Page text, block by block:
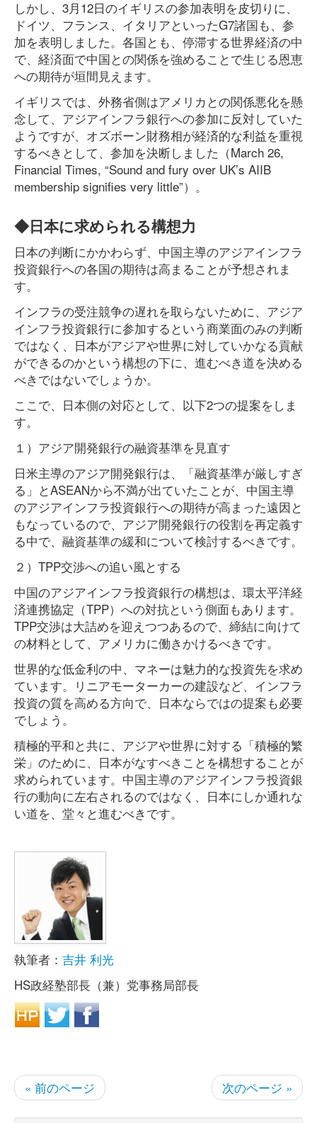
しかし、3月12日のイギリスの参加表明を皮切りに、
ドイツ、フランス、イタリアといったG7諸国も、参
加を表明しました。各国とも、停滞する世界経済の中
で、経済面で中国との関係を強めることで生じる恩恵
への期待が垣間見えます。
イギリスでは、外務省側はアメリカとの関係悪化を懸
念して、アジアインフラ銀行への参加に反対していた
ようですが、オズボーン財務相が経済的な利益を重視
するべきとして、参加を決断しました（March 26,
Financial Times, “Sound and fury over UK’s AIIB
membership signifies very little”）。
◆日本に求められる構想力
日本の判断にかかわらず、中国主導のアジアインフラ
投資銀行への各国の期待は高まることが予想されま
す。
インフラの受注競争の遅れを取らないために、アジア
インフラ投資銀行に参加するという商業面のみの判断
ではなく、日本がアジアや世界に対していかなる貢献
ができるのかという構想の下に、進むべき道を決める
べきではないでしょうか。
ここで、日本側の対応として、以下2つの提案をしま
す。
１）アジア開発銀行の融資基準を見直す
日米主導のアジア開発銀行は、「融資基準が厳しすぎ
る」とASEANから不満が出ていたことが、中国主導
のアジアインフラ投資銀行への期待が高まった遠因と
もなっているので、アジア開発銀行の役割を再定義す
る中で、融資基準の緩和について検討するべきです。
２）TPP交渉への追い風とする
中国のアジアインフラ投資銀行の構想は、環太平洋経
済連携協定（TPP）への対抗という側面もあります。
TPP交渉は大詰めを迎えつつあるので、締結に向けて
の材料として、アメリカに働きかけるべきです。
世界的な低金利の中、マネーは魅力的な投資先を求め
ています。リニアモーターカーの建設など、インフラ
投資の質を高める方向で、日本ならではの提案も必要
でしょう。
積極的平和と共に、アジアや世界に対する「積極的繁
栄」のために、日本がなすべきことを構想することが
求められています。中国主導のアジアインフラ投資銀
行の動向に左右されるのではなく、日本にしか通れな
い道を、堂々と進むべきです。
執筆者： 吉井 利光
HS政経塾部長（兼）党事務局部長
« 前のページ 次のページ »